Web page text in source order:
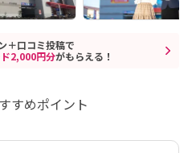
＋口コミ投稿で
2,000円分がもらえる！
すめポイント